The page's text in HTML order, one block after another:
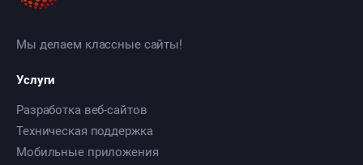
Мы делаем классные сайты!
Услуги
Разработка веб-сайтов
Техническая поддержка
Мобильные приложения